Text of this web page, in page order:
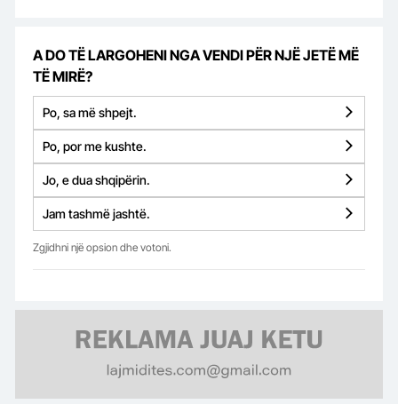
A DO TË LARGOHENI NGA VENDI PËR NJË JETË MË
TË MIRË?
Po, sa më shpejt.
Po, por me kushte.
Jo, e dua shqipërin.
Jam tashmë jashtë.
Zgjidhni një opsion dhe votoni.